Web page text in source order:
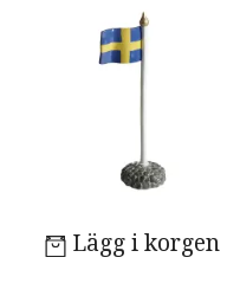
Lägg i korgen